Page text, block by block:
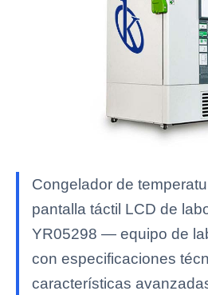
Congelador de
pantalla táctil LCD de
YR05298 — equipo de
con especificaciones
características